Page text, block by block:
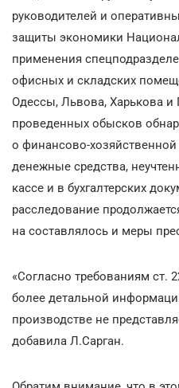
руководителей и
защиты экономики
применения
офисных и складских
Одессы, Львова, Харькова и
проведенных обысков
о финансово-
денежные средства,
кассе и в бухгалтерских
расследование
на составлялось и меры
«Согласно требованиям ст.
более детальной
производстве не
добавила Л.Сарган.